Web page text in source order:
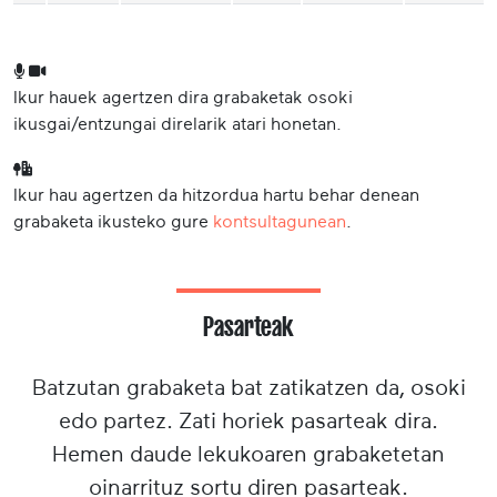
Ikur hauek agertzen dira grabaketak osoki
ikusgai/entzungai direlarik atari honetan.
Ikur hau agertzen da hitzordua hartu behar denean
grabaketa ikusteko gure kontsultagunean
Pasarteak
Batzutan grabaketa bat zatikatzen da, osoki
edo partez. Zati horiek pasarteak dira.
Hemen daude lekukoaren grabaketetan
oinarrituz sortu diren pasarteak.